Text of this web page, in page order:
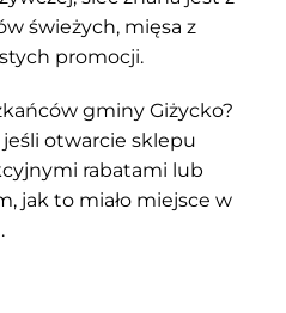
świeżych, mięsa z
promocji.
gminy Giżycko?
jeśli otwarcie sklepu
rabatami lub
jak to miało miejsce w